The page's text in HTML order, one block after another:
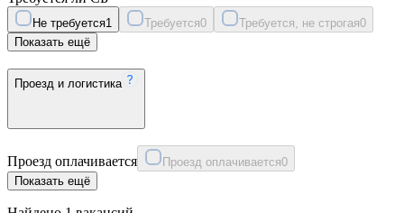
Не требуется1 Требуется0 Требуется, не строгая0
Показать ещё
Проезд и логистика
Проезд оплачивается Проезд оплачивается0
Показать ещё